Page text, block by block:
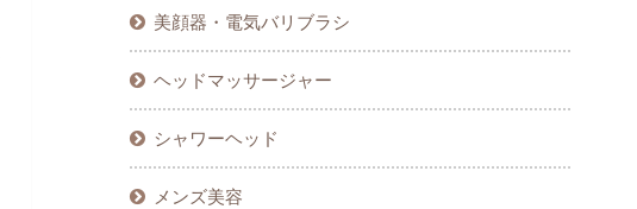
美顔器・電気バリブラシ
ヘッドマッサージャー
シャワーヘッド
メンズ美容